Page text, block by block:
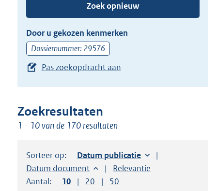
(dossier)nummer
in
of
de
pijl
beneden
toets
suggesties.
Druk
om
Zoek opnieuw
Door u gekozen kenmerken
Dossiernummer: 29576
Pas zoekopdracht aan
Zoekresultaten
1 - 10 van de 170 resultaten
Sorteer op: Sorteer op:
Datum publicatie
Sorteer op:
Datum document Sorteer op:
Relevantie
Aantal:
Toon
10 resultaten per pagina
Toon
20 resultaten per pagina
Toon
50